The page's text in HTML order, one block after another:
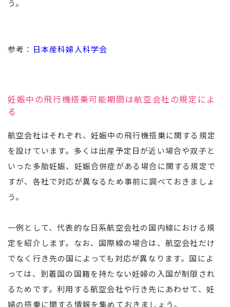
う。
参考： 日本産科婦人科学会
妊娠中の飛行機搭乗可能期間は航空会社の規定によ
る
航空会社はそれぞれ、妊娠中の飛行機搭乗に関する規定
を設けています。多くは出産予定日が近い場合や双子と
いった多胎妊娠、妊娠合併症がある場合に関する規定で
すが、各社で対応が異なるため事前に調べておきましょ
う。
一例として、代表的な日系航空会社の国内線における規
定を紹介します。なお、国際線の場合は、航空会社だけ
でなく行き先の国によっても対応が異なります。国によ
っては、到着国の国籍を持たない妊婦の入国が制限され
るためです。利用する航空会社や行き先にあわせて、妊
婦の搭乗に関する情報を集めておきましょう。